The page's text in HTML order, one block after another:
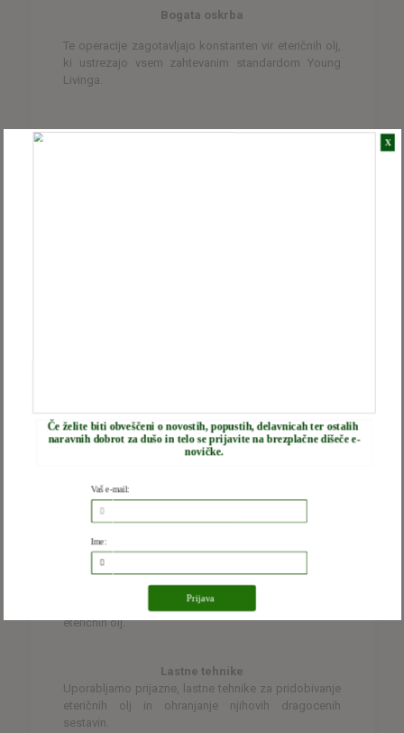
Bogata oskrba
Te operacije zagotavljajo konstanten vir eteričnih olj,
ki ustrezajo vsem zahtevanim standardom Young
Livinga.
Inovativni pristopi
S kombiniranjem starodavnih in modernih tehnik, je
Young Living poznan kot inovator v destiliranju
eteričnih olj.
Lastne tehnike
Uporabljamo prijazne, lastne tehnike za pridobivanje
eteričnih olj in ohranjanje njihovih dragocenih
sestavin.
Prijava
Ime:
Vaš e-mail:
X